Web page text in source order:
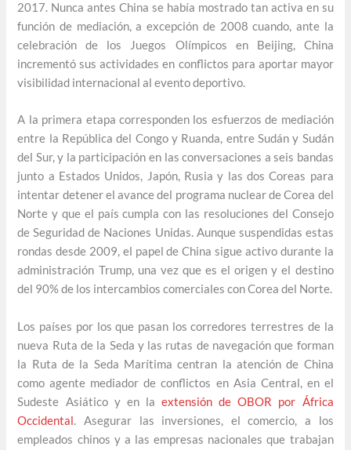
2017. Nunca antes China se había mostrado tan activa en su
función de mediación, a excepción de 2008 cuando, ante la
celebración de los Juegos Olímpicos en Beijing, China
incrementó sus actividades en conflictos para aportar mayor
visibilidad internacional al evento deportivo.
A la primera etapa corresponden los esfuerzos de mediación
entre la República del Congo y Ruanda, entre Sudán y Sudán
del Sur, y la participación en las conversaciones a seis bandas
junto a Estados Unidos, Japón, Rusia y las dos Coreas para
intentar detener el avance del programa nuclear de Corea del
Norte y que el país cumpla con las resoluciones del Consejo
de Seguridad de Naciones Unidas. Aunque suspendidas estas
rondas desde 2009, el papel de China sigue activo durante la
administración Trump, una vez que es el origen y el destino
del 90% de los intercambios comerciales con Corea del Norte.
Los países por los que pasan los corredores terrestres de la
nueva Ruta de la Seda y las rutas de navegación que forman
la Ruta de la Seda Marítima centran la atención de China
como agente mediador de conflictos en Asia Central, en el
Sudeste Asiático y en laextensión de OBOR por África
Occidental. Asegurar las inversiones, el comercio, a los
empleados chinos y a las empresas nacionales que trabajan